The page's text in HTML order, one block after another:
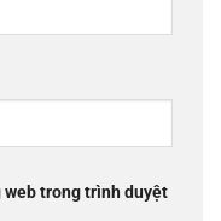
trong trình duyệt